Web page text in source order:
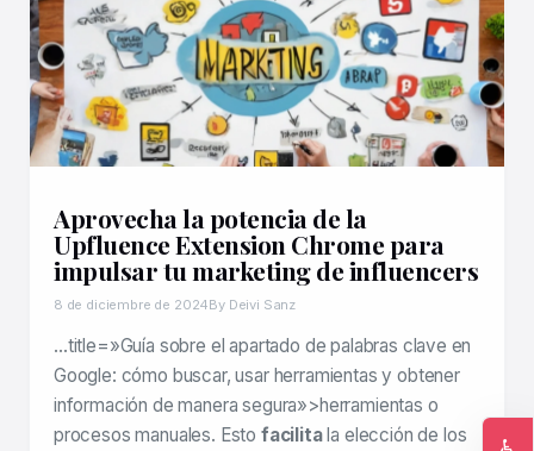
Aprovecha la potencia de la
Upfluence Extension Chrome para
impulsar tu marketing de influencers
8 de diciembre de 2024By Deivi Sanz
…title=»Guía sobre el apartado de palabras clave en
Google: cómo buscar, usar herramientas y obtener
información de manera segura»>herramientas o
procesos manuales. Esto facilitala elección de los